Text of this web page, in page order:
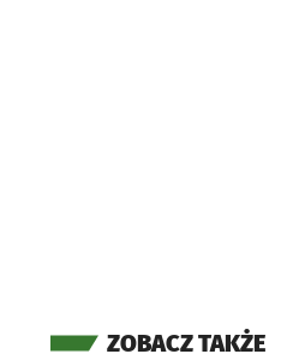
ZOBACZ TAKŻE